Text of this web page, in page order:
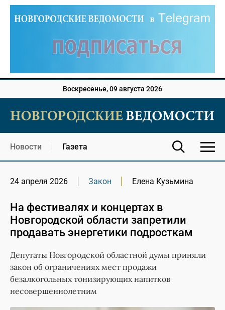
Воскресенье, 09 августа 2026
Новости Газета
24 апреля 2026 Закон Елена Кузьмина
На фестивалях и концертах в
Новгородской области запретили
продавать энергетики подросткам
Депутаты Новгородской областной думы приняли
закон об ограничениях мест продажи
безалкогольных тонизирующих напитков
несовершеннолетним